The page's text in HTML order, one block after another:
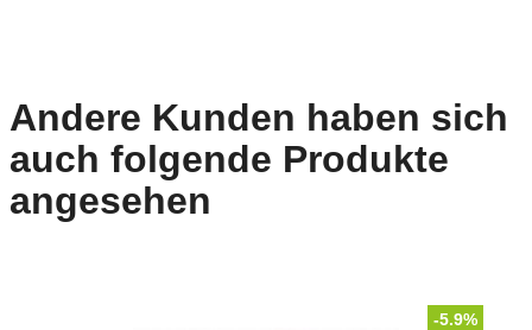
Andere Kunden haben sich
auch folgende Produkte
angesehen
-5.9%